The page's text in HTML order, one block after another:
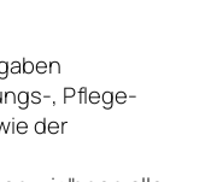
, Pflege-
der